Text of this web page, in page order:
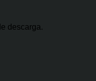
descarga.